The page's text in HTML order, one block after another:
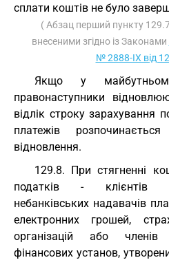
сплати коштів не було
( Абзац перший пункту 129.7
внесеними згідно із Законами
№ 2888-IX від
Якщо у
правонаступники
відлік строку зарахування
платежів
відновлення.
129.8. При стягненні
податків - клієнтів
небанківських надавачів
електронних грошей,
організацій або членів
фінансових установ,